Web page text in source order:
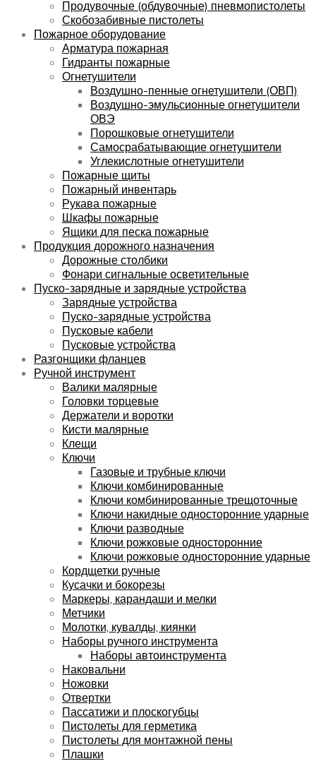
Продувочные (обдувочные) пневмопистолеты
Скобозабивные пистолеты
Пожарное оборудование
Арматура пожарная
Гидранты пожарные
Огнетушители
Воздушно-пенные огнетушители (ОВП)
Воздушно-эмульсионные огнетушители
ОВЭ
Порошковые огнетушители
Самосрабатывающие огнетушители
Углекислотные огнетушители
Пожарные щиты
Пожарный инвентарь
Рукава пожарные
Шкафы пожарные
Ящики для песка пожарные
Продукция дорожного назначения
Дорожные столбики
Фонари сигнальные осветительные
Пуско-зарядные и зарядные устройства
Зарядные устройства
Пуско-зарядные устройства
Пусковые кабели
Пусковые устройства
Разгонщики фланцев
Ручной инструмент
Валики малярные
Головки торцевые
Держатели и воротки
Кисти малярные
Клещи
Ключи
Газовые и трубные ключи
Ключи комбинированные
Ключи комбинированные трещоточные
Ключи накидные односторонние ударные
Ключи разводные
Ключи рожковые односторонние
Ключи рожковые односторонние ударные
Кордщетки ручные
Кусачки и бокорезы
Маркеры, карандаши и мелки
Метчики
Молотки, кувалды, киянки
Наборы ручного инструмента
Наборы автоинструмента
Наковальни
Ножовки
Отвертки
Пассатижи и плоскогубцы
Пистолеты для герметика
Пистолеты для монтажной пены
Плашки